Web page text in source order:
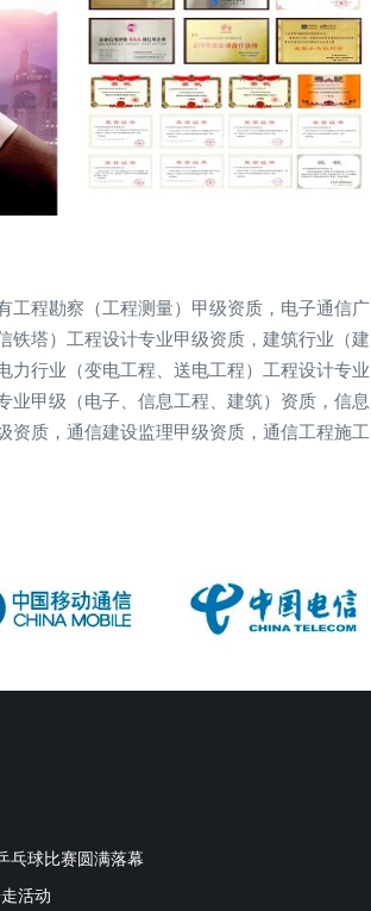
工程勘察（工程测量）甲级资质，电子通信广
铁塔）工程设计专业甲级资质，建筑行业（建
力行业（变电工程、送电工程）工程设计专业
业甲级（电子、信息工程、建筑）资质，信息
资质，通信建设监理甲级资质，通信工程施工
乓球比赛圆满落幕
活动